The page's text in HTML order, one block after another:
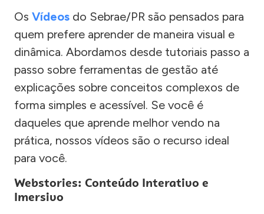
Os Vídeos do Sebrae/PR são pensados para
quem prefere aprender de maneira visual e
dinâmica. Abordamos desde tutoriais passo a
passo sobre ferramentas de gestão até
explicações sobre conceitos complexos de
forma simples e acessível. Se você é
daqueles que aprende melhor vendo na
prática, nossos vídeos são o recurso ideal
para você.
Webstories: Conteúdo Interativo e
Imersivo